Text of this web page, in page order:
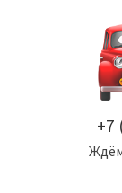
содержимому
+7